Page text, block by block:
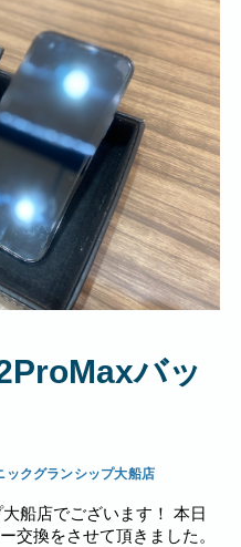
バッ
ックグランシップ大船店
船店でございます！ 本日
交換をさせて頂きました。